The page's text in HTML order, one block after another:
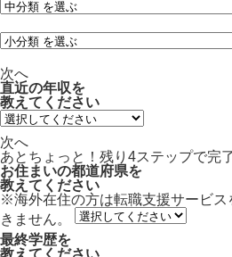
次へ
直近の年収を
教えてください
次へ
あとちょっと！残り 4ステップで完
お住まいの都道府県を
教えてください
※海外在住の方は転職支援サービ
きません。
最終学歴を